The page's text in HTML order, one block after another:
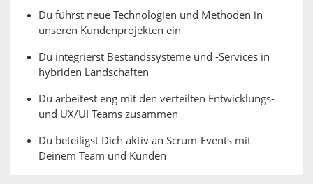
Du führst neue Technologien und Methoden in
unseren Kundenprojekten ein
Du integrierst Bestandssysteme und -Services in
hybriden Landschaften
Du arbeitest eng mit den verteilten Entwicklungs-
und UX/UI Teams zusammen
Du beteiligst Dich aktiv an Scrum-Events mit
Deinem Team und Kunden